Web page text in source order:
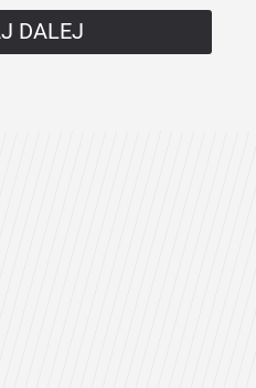
DALEJ